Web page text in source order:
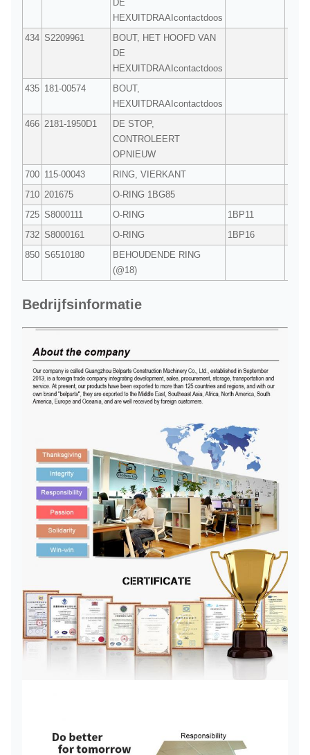
DE
HEXUITDRAAIcontactdoos
434 S2209961
BOUT, HET HOOFD VAN
DE
HEXUITDRAAIcontactdoos
435 181-00574
BOUT,
HEXUITDRAAIcontactdoos
466 2181-1950D1
DE STOP,
CONTROLEERT
OPNIEUW
700 115-00043 RING, VIERKANT
710 201675 O-RING 1BG85
725 S8000111 O-RING 1BP11
732 S8000161 O-RING 1BP16
850 S6510180
BEHOUDENDE RING
(@18)
Bedrijfsinformatie